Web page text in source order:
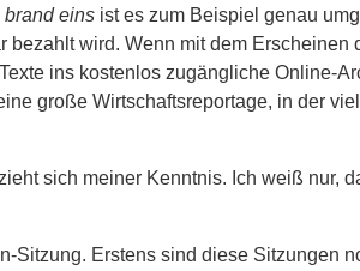
brand eins ist es zum Beispiel genau
wird. Wenn mit dem Erscheinen
ins kostenlos zugängliche Online-
große Wirtschaftsreportage, in der
sich meiner Kenntnis. Ich weiß nur,
Erstens sind diese Sitzungen